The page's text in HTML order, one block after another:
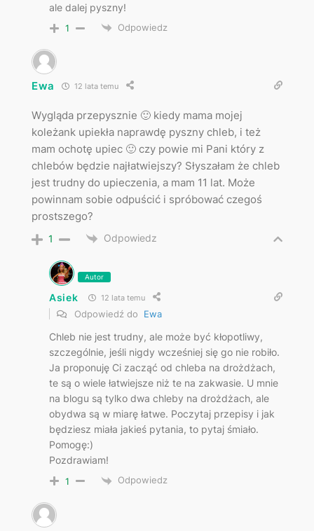
ale dalej pyszny!
1 Odpowiedz
Ewa 12 lata temu
Wygląda przepysznie 🙂 kiedy mama mojej
koleżank upiekła naprawdę pyszny chleb, i też
mam ochotę upiec 🙂 czy powie mi Pani który z
chlebów będzie najłatwiejszy? Słyszałam że chleb
jest trudny do upieczenia, a mam 11 lat. Może
powinnam sobie odpuścić i spróbować czegoś
prostszego?
1 Odpowiedz
Autor
Asiek 12 lata temu
Odpowiedź do Ewa
Chleb nie jest trudny, ale może być kłopotliwy,
szczególnie, jeśli nigdy wcześniej się go nie robiło.
Ja proponuję Ci zacząć od chleba na drożdżach,
te są o wiele łatwiejsze niż te na zakwasie. U mnie
na blogu są tylko dwa chleby na drożdżach, ale
obydwa są w miarę łatwe. Poczytaj przepisy i jak
będziesz miała jakieś pytania, to pytaj śmiało.
Pomogę:)
Pozdrawiam!
1 Odpowiedz